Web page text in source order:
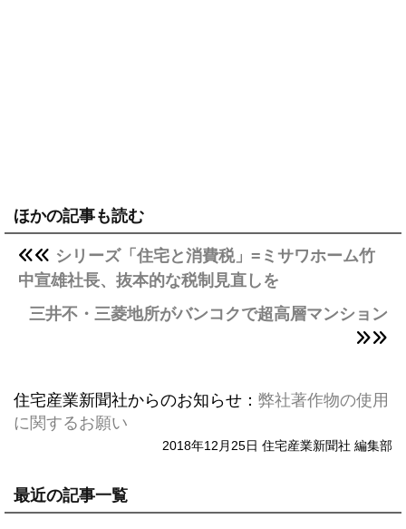
ほかの記事も読む
シリーズ「住宅と消費税」=ミサワホーム竹
中宣雄社長、抜本的な税制見直しを
三井不・三菱地所がバンコクで超高層マンション
住宅産業新聞社からのお知らせ： 弊社著作物の使用
に関するお願い
2018年12月25日 住宅産業新聞社 編集部
最近の記事一覧